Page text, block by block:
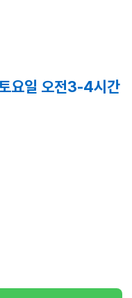
요일 오전3-4시간